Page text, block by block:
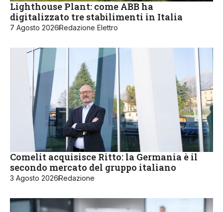
Lighthouse Plant: come ABB ha
digitalizzato tre stabilimenti in Italia
7 Agosto 2026Redazione Elettro
Comelit acquisisce Ritto: la Germania è il
secondo mercato del gruppo italiano
3 Agosto 2026Redazione